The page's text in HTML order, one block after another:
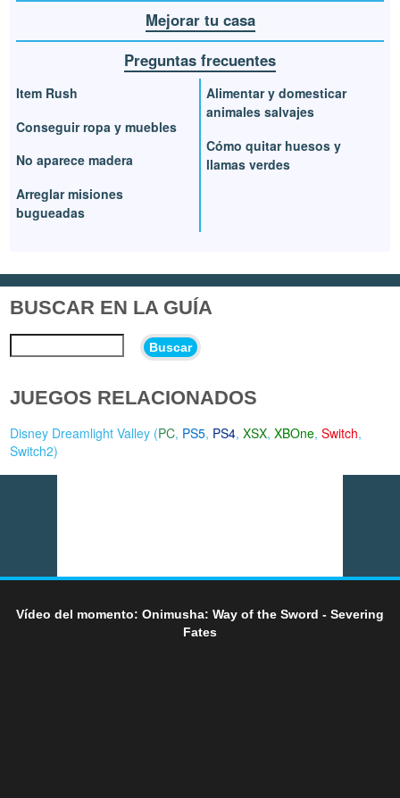
Mejorar tu casa
Preguntas frecuentes
Item Rush
Conseguir ropa y muebles
No aparece madera
Arreglar misiones
bugueadas
Alimentar y domesticar
animales salvajes
Cómo quitar huesos y
llamas verdes
BUSCAR EN LA GUÍA
Buscar
JUEGOS RELACIONADOS
Disney Dreamlight Valley (PC, PS5, PS4,XSX,XBOne,Switch,
Switch2)
Vídeo del momento: Onimusha: Way of the Sword - Severing
Fates